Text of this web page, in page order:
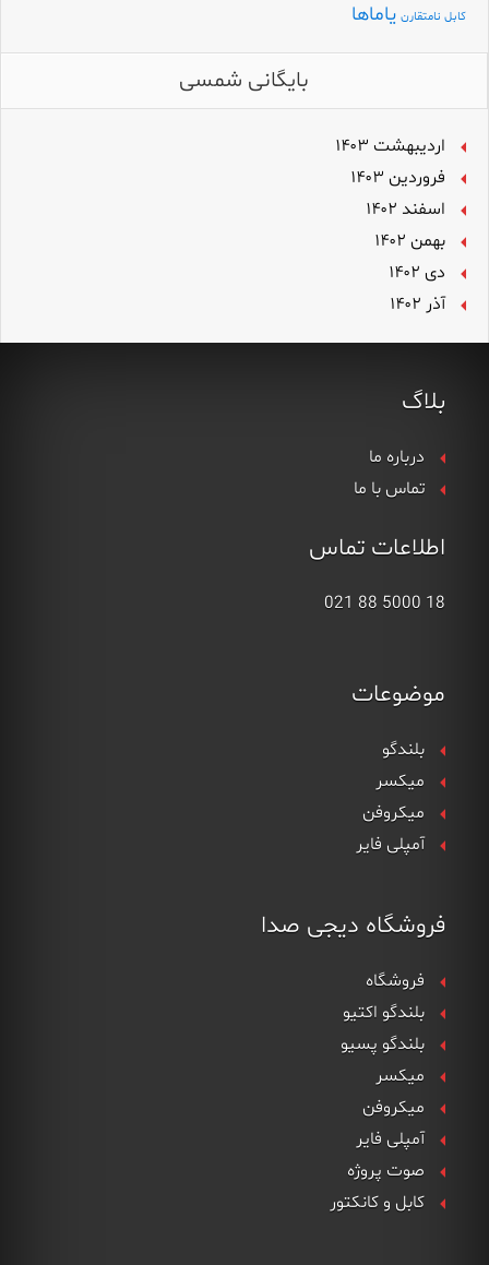
کابل نامتقارن یاماها
بایگانی شمسی
اردیبهشت ۱۴۰۳
فروردین ۱۴۰۳
اسفند ۱۴۰۲
بهمن ۱۴۰۲
دی ۱۴۰۲
آذر ۱۴۰۲
بلاگ
درباره ما
تماس با ما
اطلاعات تماس
18 5000 88 021
موضوعات
بلندگو
میکسر
میکروفن
آمپلی فایر
فروشگاه دیجی صدا
فروشگاه
بلندگو اکتیو
بلندگو پسیو
میکسر
میکروفن
آمپلی فایر
صوت پروژه
کابل و کانکتور